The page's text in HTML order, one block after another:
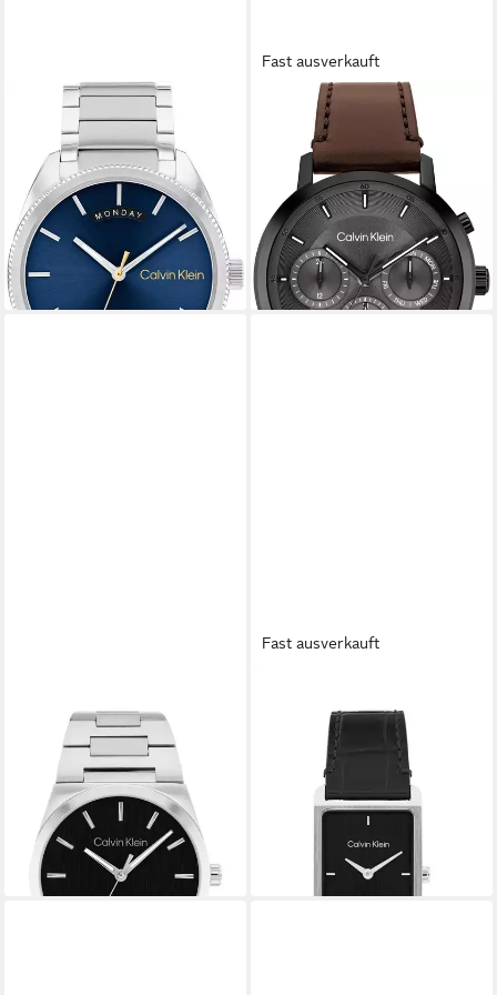
CALVIN KLEIN
Quarzuhr TIMELESS
25200446, Armbanduhr,
Herrenuhr, Datum,
Mineralglas, Edelstahlarmband
144,79 €
179,00 €
-19%
lieferbar - in 2-3 Werktagen bei dir
Fast ausverkauft
CALVIN KLEIN
Multifunktionsuhr Gauge
25200498, Quarzuhr,
Armbanduhr, Herrenuhr,
Lederarmband, analog
168,21 € UVP189,00 €
-11%
lieferbar - in 2-3 Werktagen bei dir
Quarzuhr CK Empower
25200543, Armbanduhr,
Herrenuhr, Edelstahlarmband,
analog
164,09 €
lieferbar - in 2-3 Werktagen bei dir
Fast ausverkauft
Quarzuhr Dapper 25200528,
Armbanduhr, Damenuhr,
Herrenuhr, Lederarmband,
132,77 €